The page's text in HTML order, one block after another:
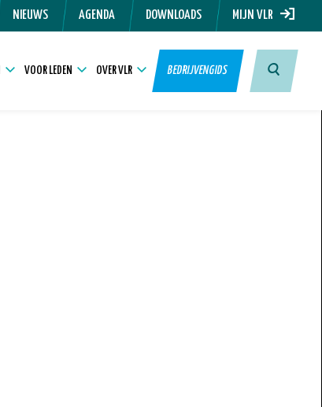
NIEUWS AGENDA DOWNLOADS MIJN VLR
VOOR LEDEN OVER VLR BEDRIJVENGIDS